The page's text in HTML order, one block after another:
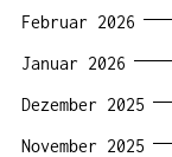
Februar 2026
Januar 2026
Dezember 2025
November 2025